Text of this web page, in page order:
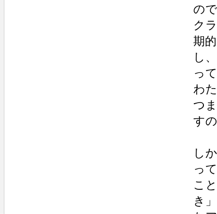
の
ク
期
し
っ
わ
つ
す
し
っ
こ
き